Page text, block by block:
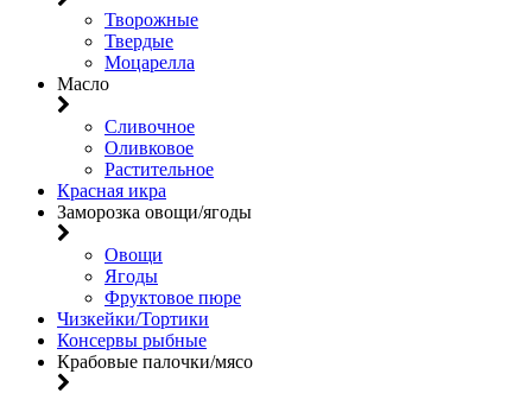
Творожные
Твердые
Моцарелла
Масло
Сливочное
Оливковое
Растительное
Красная икра
Заморозка овощи/ягоды
Овощи
Ягоды
Фруктовое пюре
Чизкейки/Тортики
Консервы рыбные
Крабовые палочки/мясо